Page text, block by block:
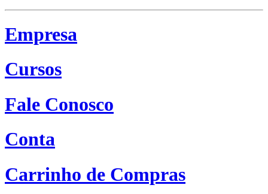
Empresa
Cursos
Fale Conosco
Conta
Carrinho de Compras